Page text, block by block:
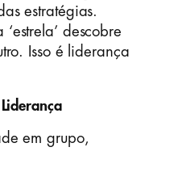
estratégias.
descobre
Isso é liderança
em grupo,